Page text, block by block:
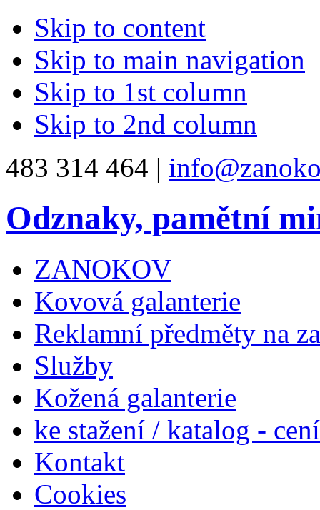
Skip to content
Skip to main navigation
Skip to 1st column
Skip to 2nd column
483 314 464 |
Odznaky, pamětní
ZANOKOV
Kovová galanterie
Reklamní předměty na
Služby
Kožená galanterie
ke stažení / katalog -
Kontakt
Cookies